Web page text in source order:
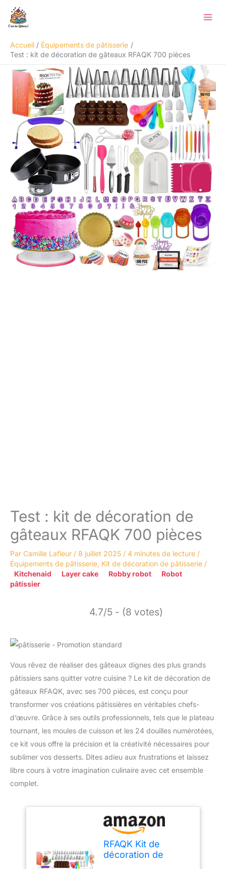
Accueil
Équipements de pâtisserie
Test : kit de décoration de gâteaux RFAQK 700 pièces
Test : kit de décoration de
gâteaux RFAQK 700 pièces
Par Camille Lafleur / 8 juillet 2025 / 4 minutes de lecture /
Équipements de pâtisserie, Kit de décoration de pâtisserie /
Kitchenaid
Layer cake Robby robot
Robot
pâtissier
4.7/5 - (8 votes)
Vous rêvez de réaliser des gâteaux dignes des plus grands
pâtissiers sans quitter votre cuisine ? Le kit de décoration de
gâteaux RFAQK, avec ses 700 pièces, est conçu pour
transformer vos créations pâtissières en véritables chefs-
d’œuvre. Grâce à ses outils professionnels, tels que le plateau
tournant, les moules de cuisson et les 24 douilles numérotées,
ce kit vous offre la précision et la créativité nécessaires pour
sublimer vos desserts. Dites adieu aux frustrations et laissez
libre cours à votre imagination culinaire avec cet ensemble
complet.
RFAQK Kit de
décoration de
Rechercher